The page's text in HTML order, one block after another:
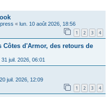
« lun. 10 août 2026, 18:56
1 2 3 4
d'Armor, des retours de
juil. 2026, 06:01
juil. 2026, 12:09
1 2 3 4